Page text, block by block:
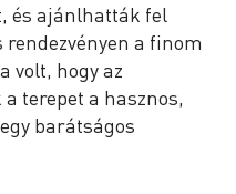
és ajánlhatták fel
a finom
volt, hogy az
terepet a hasznos,
barátságos